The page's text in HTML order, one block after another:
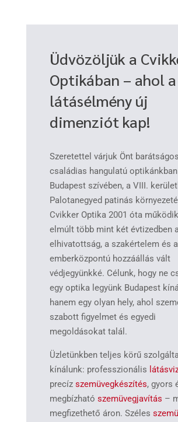
Üdvözöljük a
Optikában – ahol a
látásélmény új
dimenziót kap!
Szeretettel várjuk Önt
családias hangulatú optikánkban
Budapest szívében, a VIII.
Palotanegyed patinás
Cvikker Optika 2001 óta
elmúlt több mint két évtizedben
elhivatottság, a szakértelem és
emberközpontú hozzáállás vált
védjegyünkké. Célunk, hogy ne
egy optika legyünk Budapest
hanem egy olyan hely, ahol
szabott figyelmet és egyedi
megoldásokat talál.
Üzletünkben teljes körű
kínálunk: professzionális
precíz szemüvegkészítés, gyors
megbízható szemüvegjavítás –
megfizethető áron. Széles